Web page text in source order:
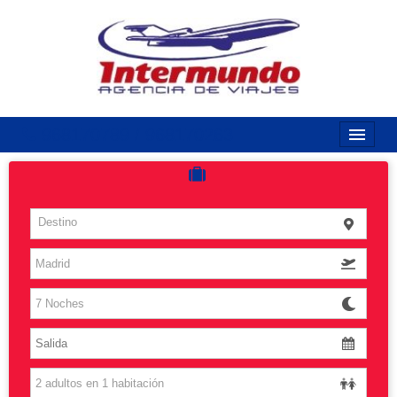
Costas
Vuelos
Islas
Caribe
Grandes Viajes
Destino